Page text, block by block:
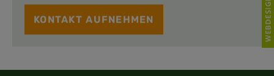
KONTAKT AUFNEHMEN